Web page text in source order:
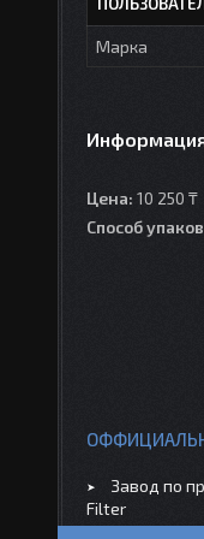
Марка
Цена: 10 250 ₸
Способ
Завод по
Filter